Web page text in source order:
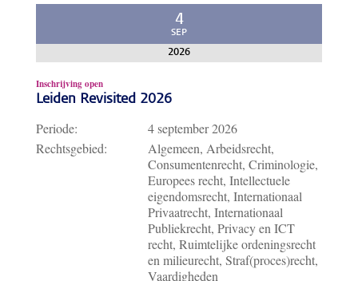
4
SEP
2026
Inschrijving open
Leiden Revisited 2026
Periode:
4 september 2026
Rechtsgebied:
Algemeen, Arbeidsrecht,
Consumentenrecht, Criminologie,
Europees recht, Intellectuele
eigendomsrecht, Internationaal
Privaatrecht, Internationaal
Publiekrecht, Privacy en ICT
recht, Ruimtelijke ordeningsrecht
en milieurecht, Straf(proces)recht,
Vaardigheden